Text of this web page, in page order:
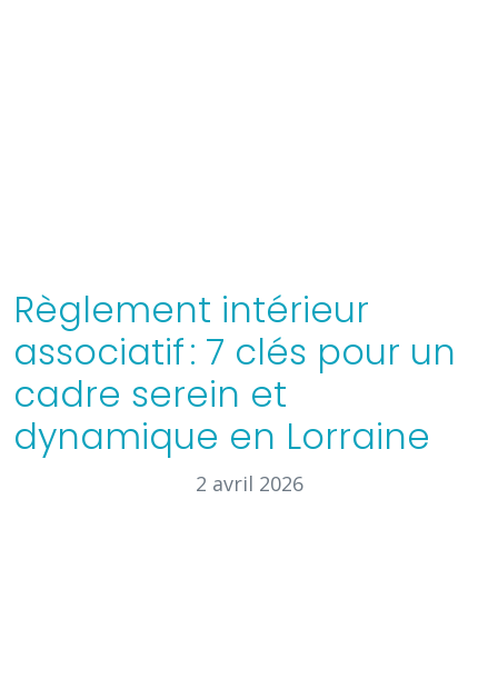
Règlement intérieur
associatif : 7 clés pour un
cadre serein et
dynamique en Lorraine
2 avril 2026